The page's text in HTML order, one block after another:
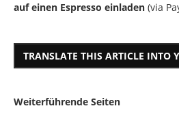
auf einen Espresso einladen (via
TRANSLATE THIS ARTICLE INTO
Weiterführende Seiten